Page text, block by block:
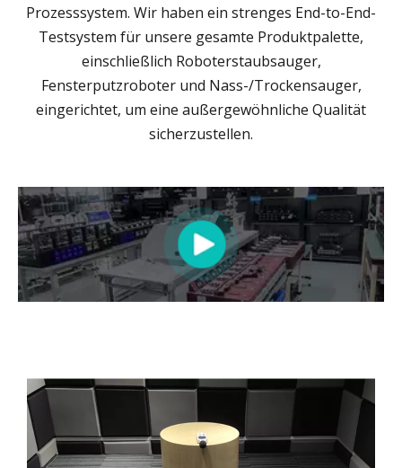
Prozesssystem. Wir haben ein strenges End-to-End-
Testsystem für unsere gesamte Produktpalette,
einschließlich Roboterstaubsauger,
Fensterputzroboter und Nass-/Trockensauger,
eingerichtet, um eine außergewöhnliche Qualität
sicherzustellen.